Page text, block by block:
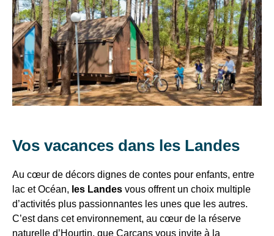
CARCANS
Vos vacances dans les Landes
Au cœur de décors dignes de contes pour enfants, entre
lac et Océan, les Landes vous offrent un choix multiple
d’activités plus passionnantes les unes que les autres.
C’est dans cet environnement, au cœur de la réserve
naturelle d’Hourtin, que Carcans vous invite à la
Eté
22 au
29/08/26
616 €
€
€
€
182 €
11 au
25/07,
15 au
22/08/26
686 €
616
€
546
€
413
€
203 €
25/07 au
749 €
672602448
224 €
solidaire
sur
période
grise
=
Remises
VTF,
des
offres
exclusives
et
des
bons
pour
vos
vacances
!
Il
suffit